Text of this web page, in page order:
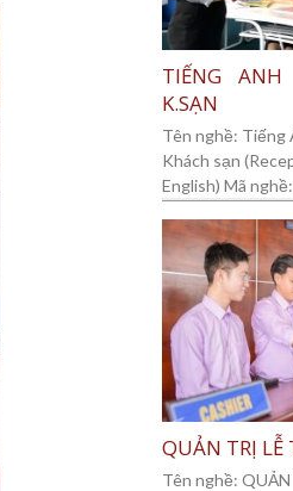
TIẾNG
K.SẠN
Tên nghề: Tiếng
Khách sạn
English) Mã
QUẢN TRỊ LỄ
Tên nghề: